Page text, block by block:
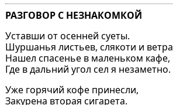
РАЗГОВОР С НЕЗНАКОМКОЙ
Уставши от осенней суеты.
Шуршанья листьев, слякоти и ветра
Нашел спасенье в маленьком кафе,
Где в дальний угол сел я незаметно.
Уже горячий кофе принесли,
Закурена вторая сигарета.